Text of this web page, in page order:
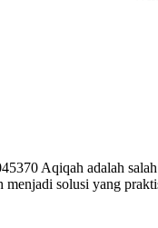
Aqiqah adalah
solusi yang